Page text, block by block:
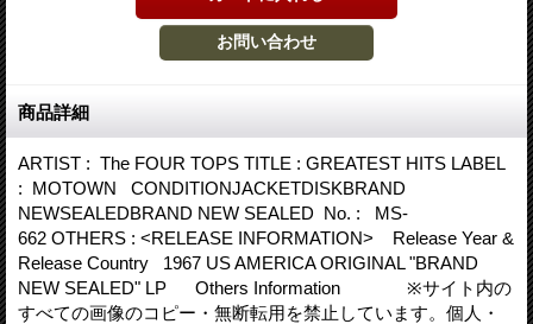
商品詳細
ARTIST : The FOUR TOPS TITLE : GREATEST HITS LABEL
: MOTOWN CONDITIONJACKETDISKBRAND
NEWSEALEDBRAND NEW SEALED No. : MS-
662 OTHERS : <RELEASE INFORMATION> Release Year &
Release Country 1967 US AMERICA ORIGINAL "BRAND
NEW SEALED" LP Others Information ※サイト内の
すべての画像のコピー・無断転用を禁止しています。個人・